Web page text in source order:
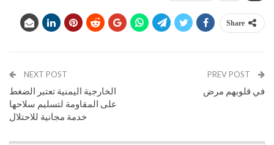
Share
في قلوبهم مرض
NEXT POST
الخارجية اليمنية تعتبر الضغط
على المقاومة لتسليم سلاحها
خدمة مجانية للاحتلال